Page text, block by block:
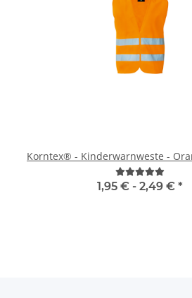
Korntex® - Kinderwarnweste -
1,95 € - 2,49 € *